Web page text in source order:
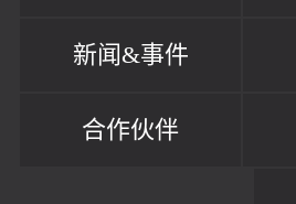
新闻&事件
合作伙伴